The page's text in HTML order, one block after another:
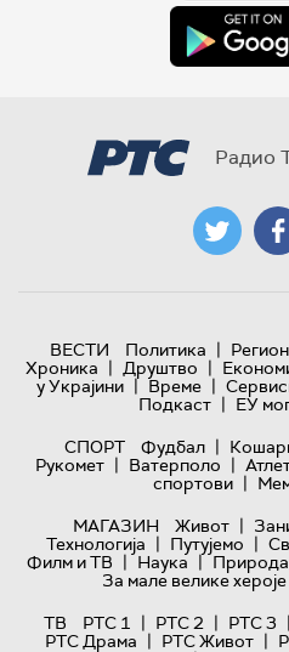
Радио
ВЕСТИ Политика | Регион
Хроника | Друштво |
у Украјини | Време |
Подкаст | ЕУ
СПОРТ
Фудбал |
Рукомет | Ватерполо |
спортови |
МАГАЗИН
Живот |
Технологијa | Путујемо |
Филм и ТВ | Наука | Природа
За мале велике хероје
ТВ
РТС 1 | РТС 2 | РТС 3 |
РТС Драма | РТС Живот |